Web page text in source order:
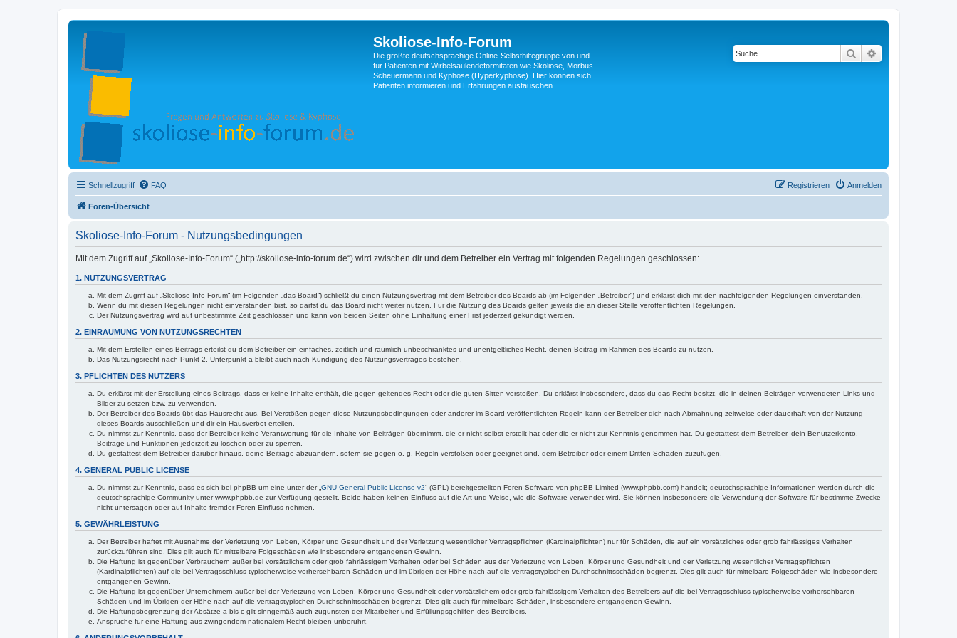
Skoliose-Info-Forum
Die größte deutschsprachige Online-Selbsthilfegruppe von und
für Patienten mit Wirbelsäulendeformitäten wie Skoliose, Morbus
Scheuermann und Kyphose (Hyperkyphose). Hier können sich
Patienten informieren und Erfahrungen austauschen.
Suche
Schnellzugriff FAQ Anmelden
Registrieren
Foren-Übersicht
Skoliose-Info-Forum - Nutzungsbedingungen
Mit dem Zugriff auf „Skoliose-Info-Forum“ („http://skoliose-info-forum.de“) wird zwischen dir und dem Betreiber ein Vertrag mit folgenden Regelungen geschlossen:
1. NUTZUNGSVERTRAG
Mit dem Zugriff auf „Skoliose-Info-Forum“ (im Folgenden „das Board“) schließt du einen Nutzungsvertrag mit dem Betreiber des Boards ab (im Folgenden „Betreiber“) und erklärst dich mit den nachfolgenden Regelungen einverstanden.
Wenn du mit diesen Regelungen nicht einverstanden bist, so darfst du das Board nicht weiter nutzen. Für die Nutzung des Boards gelten jeweils die an dieser Stelle veröffentlichten Regelungen.
Der Nutzungsvertrag wird auf unbestimmte Zeit geschlossen und kann von beiden Seiten ohne Einhaltung einer Frist jederzeit gekündigt werden.
2. EINRÄUMUNG VON NUTZUNGSRECHTEN
Mit dem Erstellen eines Beitrags erteilst du dem Betreiber ein einfaches, zeitlich und räumlich unbeschränktes und unentgeltliches Recht, deinen Beitrag im Rahmen des Boards zu nutzen.
Das Nutzungsrecht nach Punkt 2, Unterpunkt a bleibt auch nach Kündigung des Nutzungsvertrages bestehen.
3. PFLICHTEN DES NUTZERS
Du erklärst mit der Erstellung eines Beitrags, dass er keine Inhalte enthält, die gegen geltendes Recht oder die guten Sitten verstoßen. Du erklärst insbesondere, dass du das Recht besitzt, die in deinen Beiträgen verwendeten Links und
Bilder zu setzen bzw. zu verwenden.
Der Betreiber des Boards übt das Hausrecht aus. Bei Verstößen gegen diese Nutzungsbedingungen oder anderer im Board veröffentlichten Regeln kann der Betreiber dich nach Abmahnung zeitweise oder dauerhaft von der Nutzung
dieses Boards ausschließen und dir ein Hausverbot erteilen.
Du nimmst zur Kenntnis, dass der Betreiber keine Verantwortung für die Inhalte von Beiträgen übernimmt, die er nicht selbst erstellt hat oder die er nicht zur Kenntnis genommen hat. Du gestattest dem Betreiber, dein Benutzerkonto,
Beiträge und Funktionen jederzeit zu löschen oder zu sperren.
Du gestattest dem Betreiber darüber hinaus, deine Beiträge abzuändern, sofern sie gegen o. g. Regeln verstoßen oder geeignet sind, dem Betreiber oder einem Dritten Schaden zuzufügen.
4. GENERAL PUBLIC LICENSE
Du nimmst zur Kenntnis, dass es sich bei phpBB um eine unter der „ GNU General Public License v2“ (GPL) bereitgestellten Foren-Software von phpBB Limited (www.phpbb.com) handelt; deutschsprachige Informationen werden durch die
deutschsprachige Community unter www.phpbb.de zur Verfügung gestellt. Beide haben keinen Einfluss auf die Art und Weise, wie die Software verwendet wird. Sie können insbesondere die Verwendung der Software für bestimmte Zwecke
nicht untersagen oder auf Inhalte fremder Foren Einfluss nehmen.
5. GEWÄHRLEISTUNG
Der Betreiber haftet mit Ausnahme der Verletzung von Leben, Körper und Gesundheit und der Verletzung wesentlicher Vertragspflichten (Kardinalpflichten) nur für Schäden, die auf ein vorsätzliches oder grob fahrlässiges Verhalten
zurückzuführen sind. Dies gilt auch für mittelbare Folgeschäden wie insbesondere entgangenen Gewinn.
Die Haftung ist gegenüber Verbrauchern außer bei vorsätzlichem oder grob fahrlässigem Verhalten oder bei Schäden aus der Verletzung von Leben, Körper und Gesundheit und der Verletzung wesentlicher Vertragspflichten
(Kardinalpflichten) auf die bei Vertragsschluss typischerweise vorhersehbaren Schäden und im übrigen der Höhe nach auf die vertragstypischen Durchschnittsschäden begrenzt. Dies gilt auch für mittelbare Folgeschäden wie insbesondere
entgangenen Gewinn.
Die Haftung ist gegenüber Unternehmern außer bei der Verletzung von Leben, Körper und Gesundheit oder vorsätzlichem oder grob fahrlässigem Verhalten des Betreibers auf die bei Vertragsschluss typischerweise vorhersehbaren
Schäden und im Übrigen der Höhe nach auf die vertragstypischen Durchschnittsschäden begrenzt. Dies gilt auch für mittelbare Schäden, insbesondere entgangenen Gewinn.
Die Haftungsbegrenzung der Absätze a bis c gilt sinngemäß auch zugunsten der Mitarbeiter und Erfüllungsgehilfen des Betreibers.
Ansprüche für eine Haftung aus zwingendem nationalem Recht bleiben unberührt.